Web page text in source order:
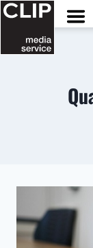
Zum
Inhalt
springen